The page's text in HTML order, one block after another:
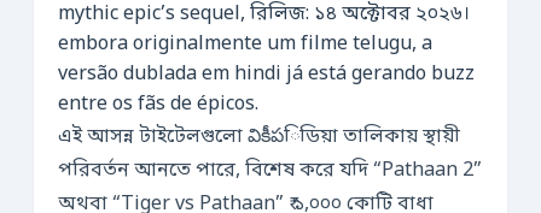
mythic epic’s sequel, রিলিজ: ১৪ অক্টোবর ২০২৬।
embora originalmente um filme telugu, a
versão dublada em hindi já está gerando buzz
entre os fãs de épicos.
এই আসন্ন টাইটেলগুলো వికీపিডিয়া তালিকায় স্থায়ী
পরিবর্তন আনতে পারে, বিশেষ করে যদি “Pathaan 2”
অথবা “Tiger vs Pathaan” ₹ ১,০০০ কোটি বাধা